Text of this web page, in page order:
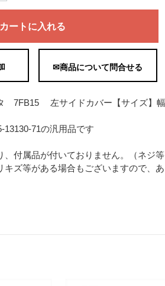
カートに入れる
✉商品について問合せる
7FB15 左サイドカバー【サイズ】幅
13130-71の汎用品です
、付属品が付いておりません。（ネジ等
キズ等がある場合もございますので、